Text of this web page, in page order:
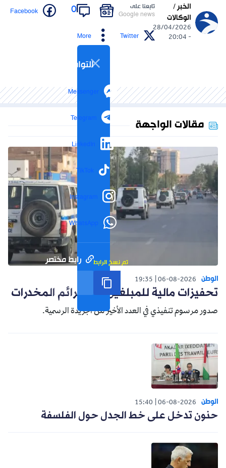
الخبر /
الوكالات
28/04/2026
- 20:04
تابعنا على
Google news
0
Facebook
Twitter
More
التواصل الاجتماعي
Messenger
Telegram
LinkedIn
TikTok
Instagram
WhatsApp
رابط مختصر تم نسخ الرابط
مقالات الواجهة
الوطن 06-08-2026
19:35
تحفيزات مالية للمبلغين عن جرائم المخدرات
صدور مرسوم تنفيذي في العدد الأخير من الجريدة الرسمية.
الوطن 06-08-2026
15:40
حنون تدخل على خط الجدل حول الفلسفة